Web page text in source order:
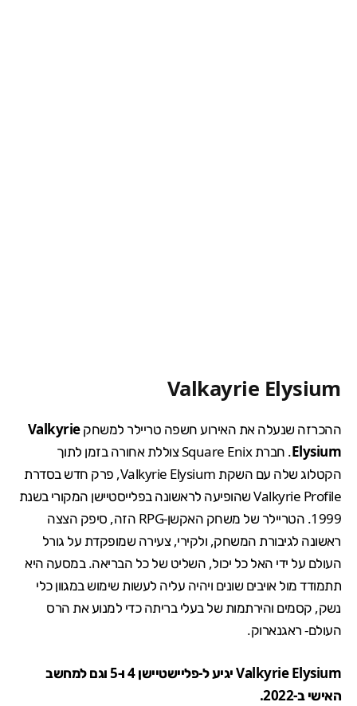
Valkayrie Elysium
ההכרזה שנעלה את האירוע חשפה טריילר למשחקValkyrie
Elysium
. חברת Square Enix צוללת אחורה בזמן לתוך
הקטלוג שלה עם השקת Valkyrie Elysium, פרק חדש בסדרת
Valkyrie Profile שהופיעה לראשונה בפלייסטיישן המקורי בשנת
1999. הטריילר של משחק האקשן-RPG הזה, סיפק הצצה
ראשונה לגיבורת המשחק, ולקירי, צעירה שמופקדת על גורל
העולם על ידי האל כל יכול, השליט של כל הבריאה. במסעה היא
תתמודד מול אויבים שונים ויהיה עליה לעשות שימוש במגוון כלי
נשק, קסמים והירתמות של בעלי בריתה כדי למנוע את הרס
העולם- ראגנארוק.
Valkyrie Elysium יגיע ל-פליישטיישן 4 ו-5 וגם למחשב
האישי ב-2022.